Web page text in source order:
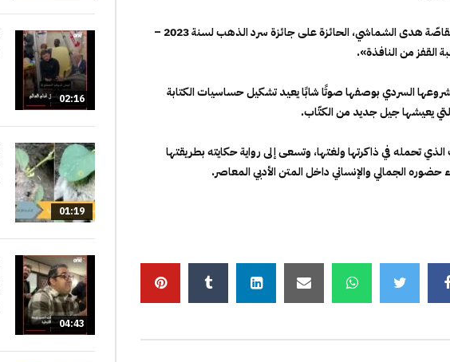
في هذه الحلقة من بودكاست “عن قرب” نقترب من عالَم الكاتبة والقاصّة هدى الشماشي، الحائزة على جائزة سرد الذهب لسنة 2023 –
القفز من النافذة».
السردي بوصفها صوتًا شابًا يعيد تشكيل حساسيات الكتابة
يعيشها جيل جديد من الكتّاب.
تحمله في ذاكرتها ولغتها، وتسعى إلى رواية حكايته بطريقتها
الجمالي والإنساني داخل المتن الأدبي المعاصر.
02:16
01:19
04:43